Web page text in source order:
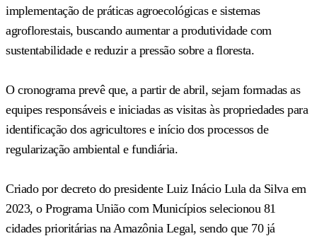
implementação de práticas agroecológicas e sistemas
agroflorestais, buscando aumentar a produtividade com
sustentabilidade e reduzir a pressão sobre a floresta.
O cronograma prevê que, a partir de abril, sejam formadas as
equipes responsáveis e iniciadas as visitas às propriedades para
identificação dos agricultores e início dos processos de
regularização ambiental e fundiária.
Criado por decreto do presidente Luiz Inácio Lula da Silva em
2023, o Programa União com Municípios selecionou 81
cidades prioritárias na Amazônia Legal, sendo que 70 já